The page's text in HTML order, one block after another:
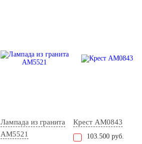
Лампада из гранита
AM5521
Крест AM0843
103.500 руб.